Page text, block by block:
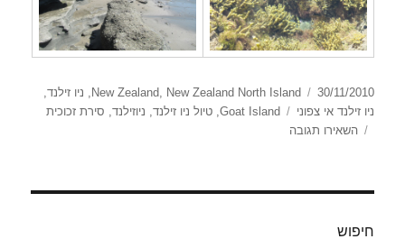
פורסם
בתאריך
30/11/2010 קטגוריות New Zealand, New Zealand North Island
, ניו זילנד,
ניו זילנד אי צפוני
תגיות
Goat Island
,טיול ניו זילנד, ניוזילנד, סירת זכוכית
השאירו תגובה
חיפוש